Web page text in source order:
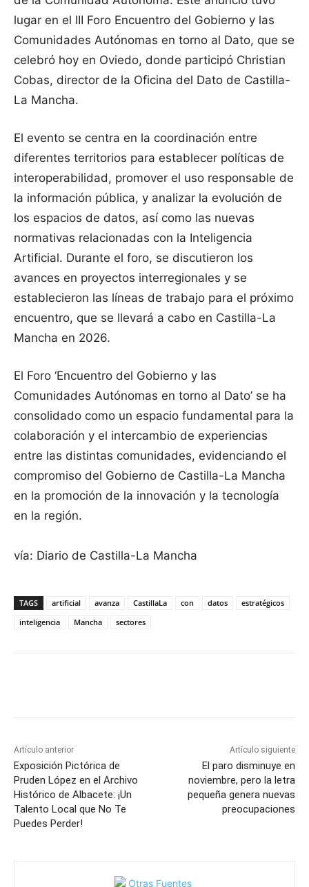
lugar en el III Foro Encuentro del Gobierno y las
Comunidades Autónomas en torno al Dato, que se
celebró hoy en Oviedo, donde participó Christian
Cobas, director de la Oficina del Dato de Castilla-
La Mancha.
El evento se centra en la coordinación entre
diferentes territorios para establecer políticas de
interoperabilidad, promover el uso responsable de
la información pública, y analizar la evolución de
los espacios de datos, así como las nuevas
normativas relacionadas con la Inteligencia
Artificial. Durante el foro, se discutieron los
avances en proyectos interregionales y se
establecieron las líneas de trabajo para el próximo
encuentro, que se llevará a cabo en Castilla-La
Mancha en 2026.
El Foro ‘Encuentro del Gobierno y las
Comunidades Autónomas en torno al Dato’ se ha
consolidado como un espacio fundamental para la
colaboración y el intercambio de experiencias
entre las distintas comunidades, evidenciando el
compromiso del Gobierno de Castilla-La Mancha
en la promoción de la innovación y la tecnología
en la región.
vía: Diario de Castilla-La Mancha
TAGS artificial avanza CastillaLa con datos
estratégicos
inteligencia
Mancha sectores
Artículo anterior
Exposición Pictórica de
Pruden López en el Archivo
Histórico de Albacete: ¡Un
Talento Local que No Te
Puedes Perder!
Artículo siguiente
El paro disminuye en
noviembre, pero la letra
pequeña genera nuevas
preocupaciones